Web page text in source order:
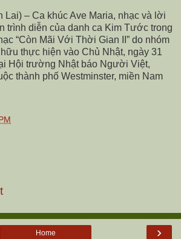
Lai) – Ca khúc Ave Maria, nhạc và lời
trình diễn của danh ca Kim Tước trong
“Còn Mãi Với Thời Gian II” do nhóm
thực hiện vào Chủ Nhật, ngày 31
Hội trường Nhật báo Người Việt,
thành phố Westminster, miền Nam
›
Home